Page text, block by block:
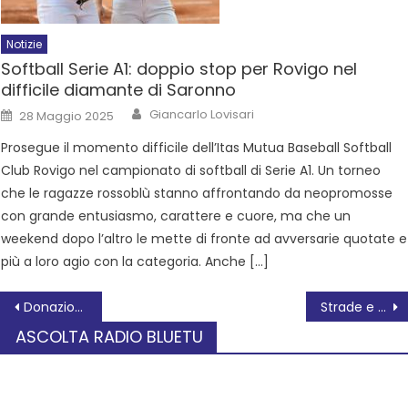
Notizie
Softball Serie A1: doppio stop per Rovigo nel
difficile diamante di Saronno
28 Maggio 2025 Giancarlo Lovisari
Prosegue il momento difficile dell’Itas Mutua Baseball Softball
Club Rovigo nel campionato di softball di Serie A1. Un torneo
che le ragazze rossoblù stanno affrontando da neopromosse
con grande entusiasmo, carattere e cuore, ma che un
weekend dopo l’altro le mette di fronte ad avversarie quotate e
più a loro agio con la categoria. Anche […]
Donazione di organi e tessuti: il grande cuore dei polesani che salva la vita Strade e numeri civici di Rovigo e frazioni: tre mesi di mappatura del territorio
ASCOLTA RADIO BLUETU